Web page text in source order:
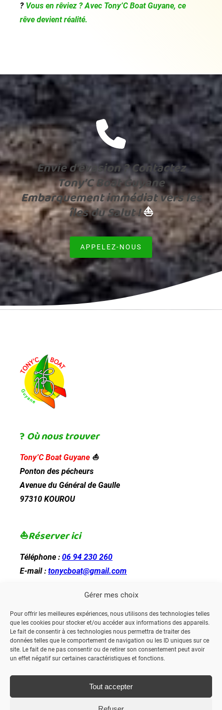
Gérer mes choix
Pour offrir les meilleures expériences, nous utilisons des technologies telles
que les cookies pour stocker et/ou accéder aux informations des appareils.
Le fait de consentir à ces technologies nous permettra de traiter des
données telles que le comportement de navigation ou les ID uniques sur ce
site. Le fait de ne pas consentir ou de retirer son consentement peut avoir
un effet négatif sur certaines caractéristiques et fonctions.
Tout accepter
? Vous en rêviez ? Avec Tony’C Boat Guyane, ce
rêve devient réalité.
Envie d’évasion ? Contactez
Tony’C Boat Guyane
Embarquement immédiat vers les
îles du Salut !⛵
APPELEZ-NOUS
? Où nous trouver
Tony’C Boat Guyane ⛵
Ponton des pécheurs
Avenue du Général de Gaulle
97310 KOUROU
⛵Réserver ici
Téléphone : 06 94 230 260
E-mail : tonycboat@gmail.com
En savoir +
Mentions légales
© 2023 TONY’C BOAT GUYANE